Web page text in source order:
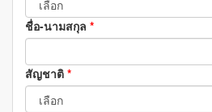
ชื่อ-นามสกุล *
สัญชาติ *